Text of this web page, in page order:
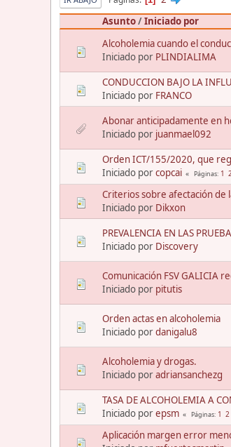
Asunto/Iniciado por
Alcoholemia cuando el
Iniciado por PLINDIALIMA
CONDUCCION BAJO LA
Iniciado por FRANCO
Abonar anticipadamente en
Iniciado por juanmael092
Orden ICT/155/2020, que
Iniciado porcopcai Páginas 1
Criterios sobre afectación de
Iniciado por Dikxon
PREVALENCIA EN LAS
Iniciado por Discovery
Comunicación FSV GALICIA
Iniciado por pitutis
Orden actas en alcoholemia
Iniciado pordanigalu8
Alcoholemia y drogas.
Iniciado poradriansanchezg
TASA DE ALCOHOLEMIA A
Iniciado porepsm Páginas 1 2
Aplicación margen error